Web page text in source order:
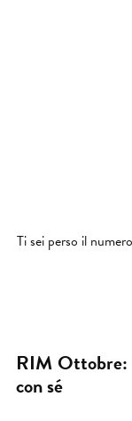
Ti sei perso il
RIM Ottobre:
con sé